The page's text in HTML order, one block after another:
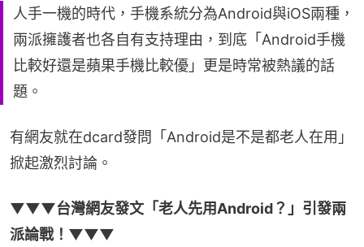
人手一機的時代，手機系統分為Android與iOS兩種，
兩派擁護者也各自有支持理由，到底「Android手機
比較好還是蘋果手機比較優」更是時常被熱議的話
題。
有網友就在dcard發問「Android是不是都老人在用」
掀起激烈討論。
▼▼▼台灣網友發文「老人先用Android？」引發兩
派論戰！▼▼▼